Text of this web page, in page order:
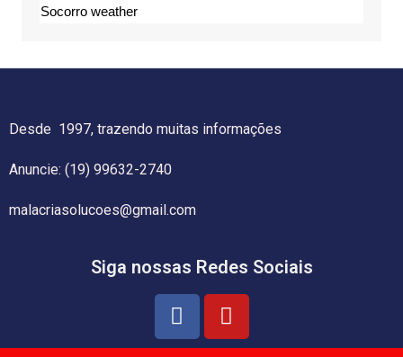
Socorro weather
Desde 1997, trazendo muitas informações
Anuncie: (19) 99632-2740
malacriasolucoes@gmail.com
Siga nossas Redes Sociais